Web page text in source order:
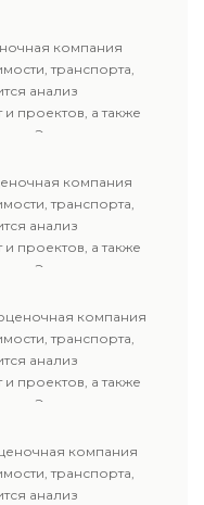
и
для
компания
транспорта,
анализ
проектов, а также
Эксперты
и
для
компания
транспорта,
анализ
проектов, а также
Эксперты
и
для
компания
транспорта,
анализ
проектов, а также
Эксперты
и
для
компания
транспорта,
анализ